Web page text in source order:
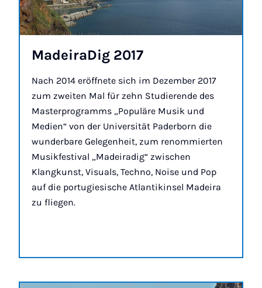
MadeiraDig 2017
Nach 2014 eröffnete sich im Dezember 2017
zum zweiten Mal für zehn Studierende des
Masterprogramms „Populäre Musik und
Medien“ von der Universität Paderborn die
wunderbare Gelegenheit, zum renommierten
Musikfestival „Madeiradig“ zwischen
Klangkunst, Visuals, Techno, Noise und Pop
auf die portugiesische Atlantikinsel Madeira
zu fliegen.